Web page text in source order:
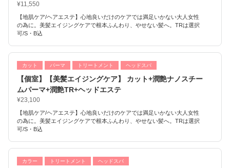
¥11,550
【地肌ケア/ヘアエステ】心地良いだけのケアでは満足いかない大人女性
の為に。美髪エイジングケアで根本ふんわり、やせない髪へ。TRは選択
可/S・B込
カット パーマ トリートメント ヘッドスパ
【個室】【美髪エイジングケア】 カット+潤艶ナノスチー
ムパーマ+潤艶TR+ヘッドエステ
¥23,100
【地肌ケア/ヘアエステ】心地良いだけのケアでは満足いかない大人女性
の為に。美髪エイジングケアで根本ふんわり、やせない髪へ。TRは選択
可/S・B込
カラー トリートメント ヘッドスパ